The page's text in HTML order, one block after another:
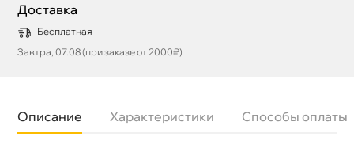
Доставка
Бесплатная
Завтра, 07.08 (при заказе от 2000₽)
Описание Характеристики Способы оплаты